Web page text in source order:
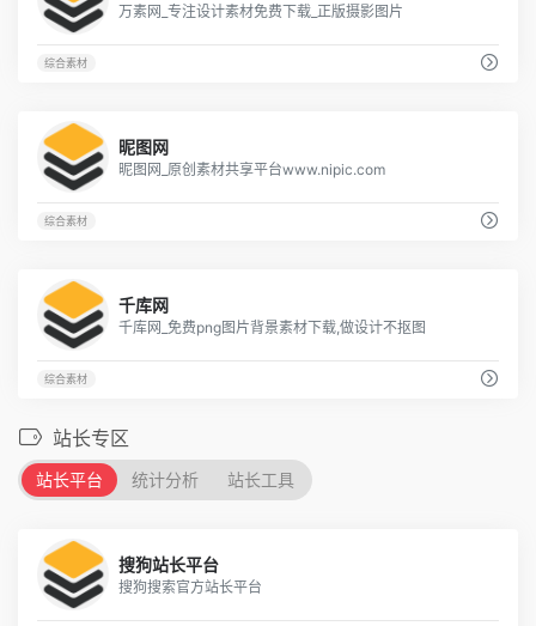
万素网_专注设计素材免费下载_正版摄影图片
综合素材
昵图网
昵图网_原创素材共享平台www.nipic.com
综合素材
千库网
千库网_免费png图片背景素材下载,做设计不抠图
综合素材
站长专区
站长平台 统计分析 站长工具
搜狗站长平台
搜狗搜索官方站长平台